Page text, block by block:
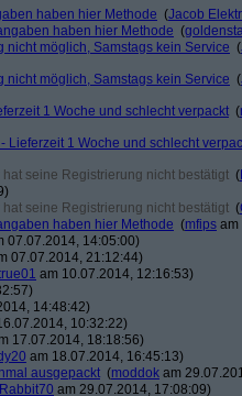
haben hier Methode (Jacob
haben hier Methode (
nicht möglich, Samstags kein Service (
nicht möglich, Samstags kein Service (
1 Woche und schlecht verpackt (
Lieferzeit 1 Woche und schlecht
seine Registrierung nicht bestätigt (
seine Registrierung nicht bestätigt (
haben hier Methode (mfips am
07.07.2014, 14:05:00)
07.07.2014, 21:12:44)
am 10.07.2014, 12:16:53)
14:48:42)
10:32:22)
17.07.2014, 18:18:56)
am 18.07.2014, 16:45:13)
ausgepackt (moddok am
Rabbit70 am 29.07.2014, 17:08:09)